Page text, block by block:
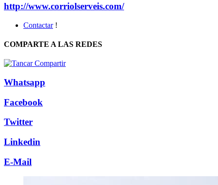
http://www.corriolserveis.com/
Contactar !
COMPARTE A LAS REDES
Whatsapp
Facebook
Twitter
Linkedin
E-Mail